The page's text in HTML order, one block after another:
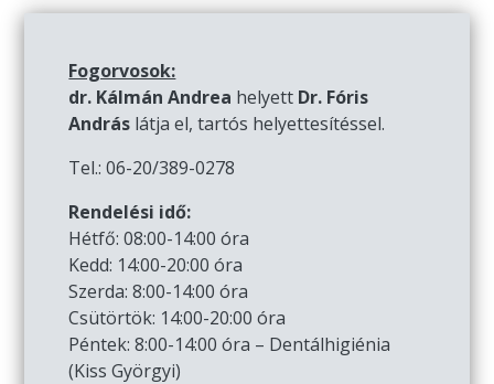
Fogorvosok:
dr. Kálmán Andrea helyett Dr. Fóris
András látja el, tartós helyettesítéssel.
Tel.: 06-20/389-0278
Rendelési idő:
Hétfő: 08:00-14:00 óra
Kedd: 14:00-20:00 óra
Szerda: 8:00-14:00 óra
Csütörtök: 14:00-20:00 óra
Péntek: 8:00-14:00 óra – Dentálhigiénia
(Kiss Györgyi)